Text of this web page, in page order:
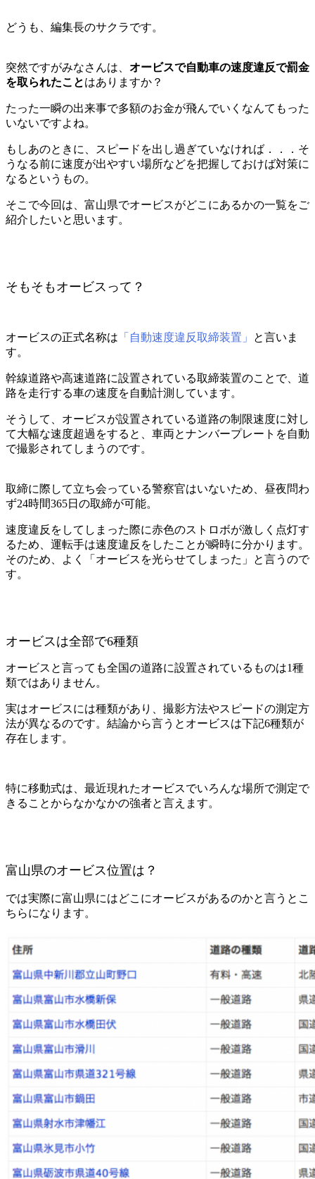
どうも、編集長のサクラです。
突然ですがみなさんは、 オービスで自動車の速度違反で罰金
を取られたことはありますか？
たった一瞬の出来事で多額のお金が飛んでいくなんてもった
いないですよね。
もしあのときに、スピードを出し過ぎていなければ．．．そ
うなる前に速度が出やすい場所などを把握しておけば対策に
なるというもの。
そこで今回は、富山県でオービスがどこにあるかの一覧をご
紹介したいと思います。
そもそもオービスって？
オービスの正式名称は 「自動速度違反取締装置」
と言いま
す。
幹線道路や高速道路に設置されている取締装置のことで、道
路を走行する車の速度を自動計測しています。
そうして、オービスが設置されている道路の制限速度に対し
て大幅な速度超過をすると、車両とナンバープレートを自動
で撮影されてしまうのです。
取締に際して立ち会っている警察官はいないため、昼夜問わ
ず24時間365日の取締が可能。
速度違反をしてしまった際に赤色のストロボが激しく点灯す
るため、運転手は速度違反をしたことが瞬時に分かります。
そのため、よく「オービスを光らせてしまった」と言うので
す。
オービスは全部で6種類
オービスと言っても全国の道路に設置されているものは1種
類ではありません。
実はオービスには種類があり、撮影方法やスピードの測定方
法が異なるのです。結論から言うとオービスは下記6種類が
存在します。
特に移動式は、最近現れたオービスでいろんな場所で測定で
きることからなかなかの強者と言えます。
富山県のオービス位置は？
では実際に富山県にはどこにオービスがあるのかと言うとこ
ちらになります。